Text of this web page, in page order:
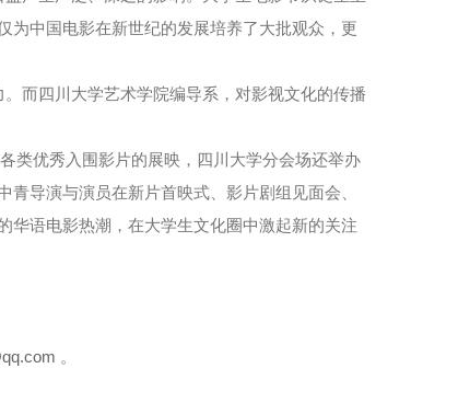
为中国电影在新世纪的发展培养了大批观众，更
而四川大学艺术学院编导系，对影视文化的传播
类优秀入围影片的展映，四川大学分会场还举办
导演与演员在新片首映式、影片剧组见面会、
华语电影热潮，在大学生文化圈中激起新的关注
。